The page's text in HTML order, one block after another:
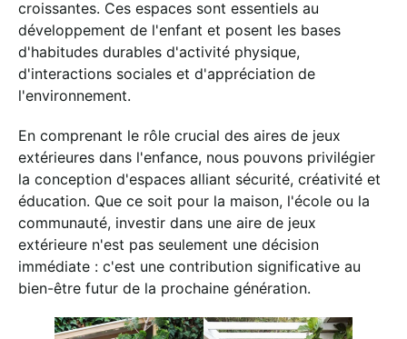
croissantes. Ces espaces sont essentiels au
développement de l'enfant et posent les bases
d'habitudes durables d'activité physique,
d'interactions sociales et d'appréciation de
l'environnement.
En comprenant le rôle crucial des aires de jeux
extérieures dans l'enfance, nous pouvons privilégier
la conception d'espaces alliant sécurité, créativité et
éducation. Que ce soit pour la maison, l'école ou la
communauté, investir dans une aire de jeux
extérieure n'est pas seulement une décision
immédiate : c'est une contribution significative au
bien-être futur de la prochaine génération.